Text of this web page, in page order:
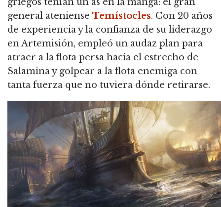
general ateniense Temístocles. Con 20 años
de experiencia y la confianza de su liderazgo
en Artemisión, empleó un audaz plan para
atraer a la flota persa hacia el estrecho de
Salamina y golpear a la flota enemiga con
tanta fuerza que no tuviera dónde retirarse.